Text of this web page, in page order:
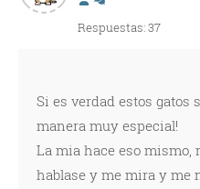
Respuestas: 37
Si es verdad estos gatos
manera muy especial!
La mia hace eso mismo,
hablase y me mira y me